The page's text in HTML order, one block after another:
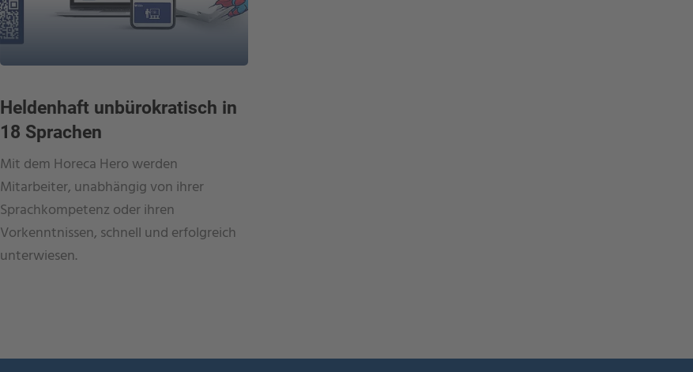
Heldenhaft unbürokratisch in
18 Sprachen
Mit dem Horeca Hero werden
Mitarbeiter, unabhängig von ihrer
Sprachkompetenz oder ihren
Vorkenntnissen, schnell und erfolgreich
unterwiesen.